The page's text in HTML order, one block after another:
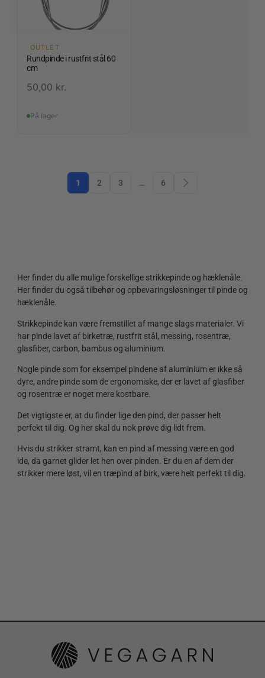
OUTLET
Rundpinde i rustfrit stål 60
cm
50,00 kr.
På lager
1 2 3 … 6
Her finder du alle mulige forskellige strikkepinde og hæklenåle.
Her finder du også tilbehør og opbevaringsløsninger til pinde og
hæklenåle.
Strikkepinde kan være fremstillet af mange slags materialer. Vi
har pinde lavet af birketræ, rustfrit stål, messing, rosentræ,
glasfiber, carbon, bambus og aluminium.
Nogle pinde som for eksempel pindene af aluminium er ikke så
dyre, andre pinde som de ergonomiske, der er lavet af glasfiber
og rosentræ er noget mere kostbare.
Det vigtigste er, at du finder lige den pind, der passer helt
perfekt til dig. Og her skal du nok prøve dig lidt frem.
Hvis du strikker stramt, kan en pind af messing være en god
ide, da garnet glider let hen over pinden. Er du en af dem der
strikker mere løst, vil en træpind af birk, være helt perfekt til dig.